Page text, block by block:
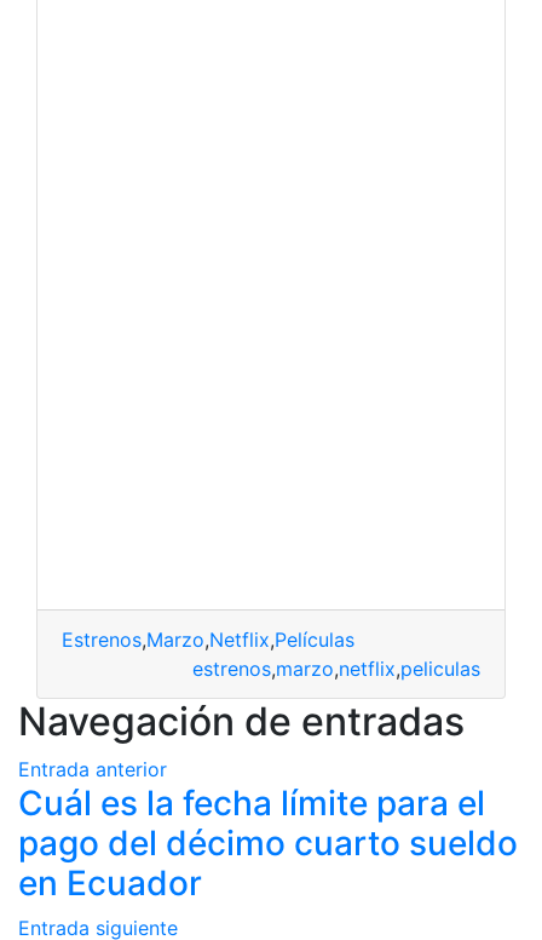
Estrenos,Marzo,Netflix,Películas
estrenos,marzo,netflix,peliculas
Navegación de entradas
Entrada anterior
Cuál es la fecha límite para el
pago del décimo cuarto sueldo
en Ecuador
Entrada siguiente